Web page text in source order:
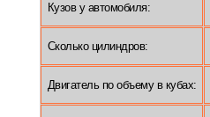
Кузов у автомобиля:
Сколько цилиндров:
Двигатель по объему в кубах: